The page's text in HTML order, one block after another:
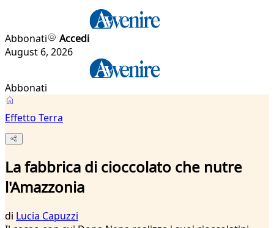
Abbonati
Accedi
August 6, 2026
Abbonati
Effetto Terra
La fabbrica di cioccolato che nutre
l'Amazzonia
di Lucia Capuzzi